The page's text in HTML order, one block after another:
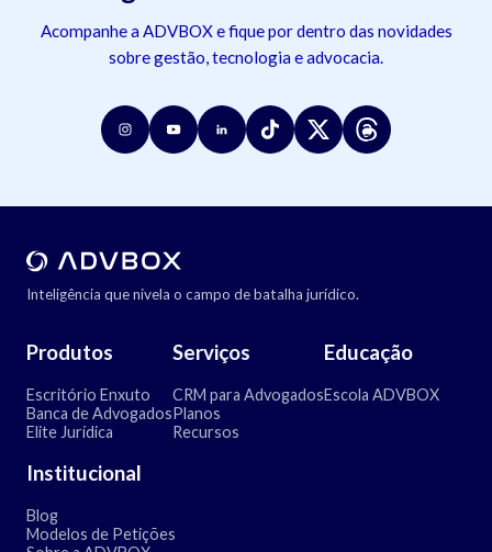
Acompanhe a ADVBOX e fique por dentro das novidades
sobre gestão, tecnologia e advocacia.
Inteligência que nivela o campo de batalha jurídico.
Produtos
Escritório Enxuto
Banca de Advogados
Elite Jurídica
Serviços
CRM para Advogados
Planos
Recursos
Educação
Escola ADVBOX
Institucional
Blog
Modelos de Petições